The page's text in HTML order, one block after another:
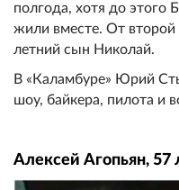
полгода, хотя до этого
жили вместе. От
летний сын Николай.
В «Каламбуре» Юрий
шоу, байкера, пилота и
Алексей Агопьян, 57